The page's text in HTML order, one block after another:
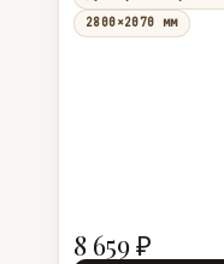
2800×2070 мм
8 659 ₽